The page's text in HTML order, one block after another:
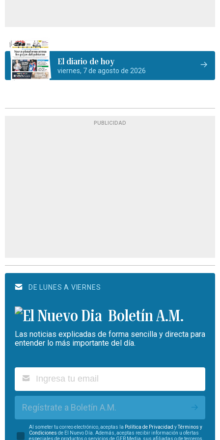
El diario de hoy
viernes, 7 de agosto de 2026
PUBLICIDAD
DE LUNES A VIERNES
Boletín A.M.
Las noticias explicadas de forma sencilla y directa para
entender lo más importante del día.
Regístrate a Boletín A.M.
Al someter tu correo electrónico, aceptas la Política de Privacidad yTérminos y
Condiciones de El Nuevo Día. Además, aceptas recibir información u ofertas
especiales de productos o servicios de GFR Media, sus afiliadas o de terceros.